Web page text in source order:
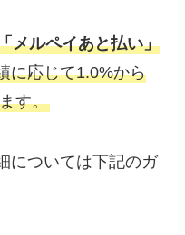
メルペイあと払い」
に応じて1.0%から
す。
については下記のガ